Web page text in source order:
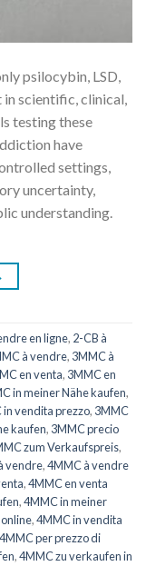
psilocybin, LSD,
scientific, clinical,
testing these
have
settings,
uncertainty,
understanding.
en ligne, 2-CB à
à vendre, 3MMC à
en venta, 3MMC en
in meiner Nähe kaufen,
in vendita prezzo, 3MMC
kaufen, 3MMC precio
zum Verkaufspreis,
vendre,4MMC à vendre
,4MMC en venta
,4MMC in meiner
,4MMC in vendita
4MMC per prezzo di
,4MMC zu verkaufen in